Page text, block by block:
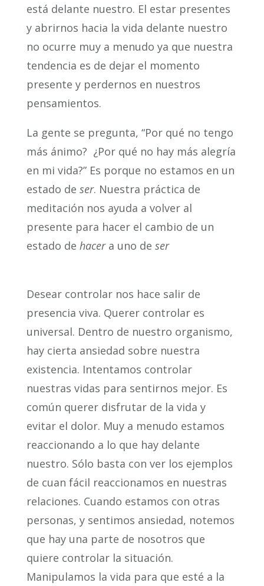
está delante nuestro. El estar presentes
y abrirnos hacia la vida delante nuestro
no ocurre muy a menudo ya que nuestra
tendencia es de dejar el momento
presente y perdernos en nuestros
pensamientos.
La gente se pregunta, “Por qué no tengo
más ánimo? ¿Por qué no hay más alegría
en mi vida?” Es porque no estamos en un
estado de ser. Nuestra práctica de
meditación nos ayuda a volver al
presente para hacer el cambio de un
estado de hacera uno de ser
Desear controlar nos hace salir de
presencia viva. Querer controlar es
universal. Dentro de nuestro organismo,
hay cierta ansiedad sobre nuestra
existencia. Intentamos controlar
nuestras vidas para sentirnos mejor. Es
común querer disfrutar de la vida y
evitar el dolor. Muy a menudo estamos
reaccionando a lo que hay delante
nuestro. Sólo basta con ver los ejemplos
de cuan fácil reaccionamos en nuestras
relaciones. Cuando estamos con otras
personas, y sentimos ansiedad, notemos
que hay una parte de nosotros que
quiere controlar la situación.
Manipulamos la vida para que esté a la